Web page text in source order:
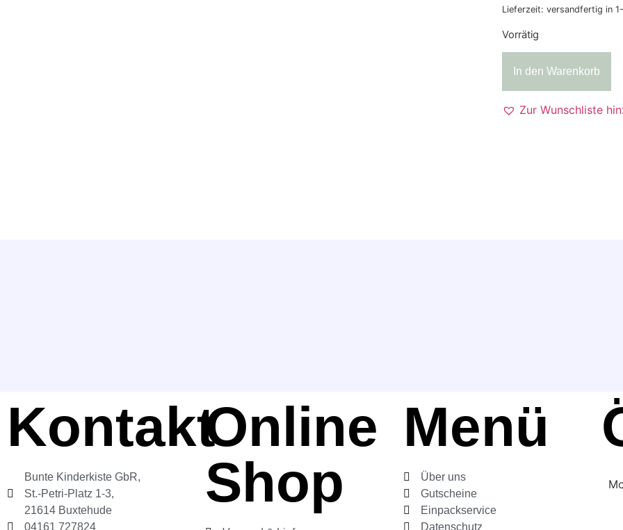
Lieferzeit: versandfertig in
Vorrätig
In den Warenkorb
Zur Wunschliste
Kontakt
Bunte Kinderkiste GbR,
St.-Petri-Platz 1-3,
21614 Buxtehude
04161 727824
Online
Shop
Menü
Über uns
Gutscheine
Einpackservice
Datenschutz